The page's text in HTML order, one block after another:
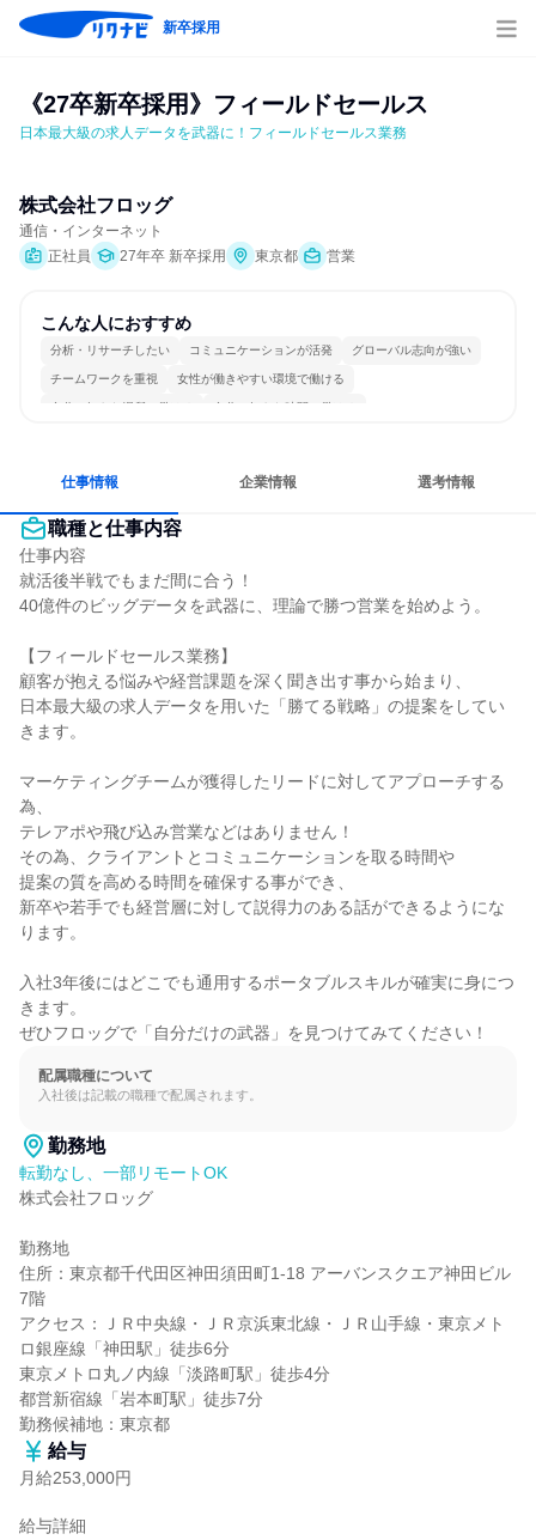
新卒採用
《27卒新卒採用》フィールドセールス
日本最大級の求人データを武器に！フィールドセールス業務
株式会社フロッグ
通信・インターネット
正社員
27年卒 新卒採用 東京都 営業
こんな人におすすめ
分析・リサーチしたい コミュニケーションが活発 グローバル志向が強い
チームワークを重視 女性が働きやすい環境で働ける
自分の好きな場所で働ける 自分の好きな時間で働ける
仕事情報 企業情報 選考情報
職種と仕事内容
仕事内容
就活後半戦でもまだ間に合う！
40億件のビッグデータを武器に、理論で勝つ営業を始めよう。
【フィールドセールス業務】
顧客が抱える悩みや経営課題を深く聞き出す事から始まり、
日本最大級の求人データを用いた「勝てる戦略」の提案をしてい
きます。
マーケティングチームが獲得したリードに対してアプローチする
為、
テレアポや飛び込み営業などはありません！
その為、クライアントとコミュニケーションを取る時間や
提案の質を高める時間を確保する事ができ、
新卒や若手でも経営層に対して説得力のある話ができるようにな
ります。
入社3年後にはどこでも通用するポータブルスキルが確実に身につ
きます。
ぜひフロッグで「自分だけの武器」を見つけてみてください！
配属職種について
入社後は記載の職種で配属されます。
勤務地
転勤なし、一部リモートOK
株式会社フロッグ
勤務地
住所：東京都千代田区神田須田町1‐18 アーバンスクエア神田ビル
7階
アクセス：ＪＲ中央線・ＪＲ京浜東北線・ＪＲ山手線・東京メト
ロ銀座線「神田駅」徒歩6分
東京メトロ丸ノ内線「淡路町駅」徒歩4分
都営新宿線「岩本町駅」徒歩7分
勤務候補地：東京都
給与
月給253,000円
給与詳細